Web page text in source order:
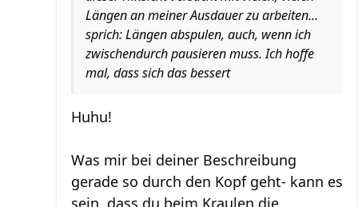
Längen an meiner Ausdauer zu arbeiten...
sprich: Längen abspulen, auch, wenn ich
zwischendurch pausieren muss. Ich hoffe
mal, dass sich das bessert
Huhu!
Was mir bei deiner Beschreibung
gerade so durch den Kopf geht- kann es
sein, dass du beim Kraulen die